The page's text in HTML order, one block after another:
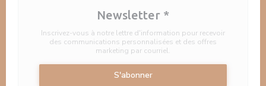
Newsletter *
Inscrivez-vous à notre lettre d'information pour recevoir
des communications personnalisées et des offres
marketing par courriel.
S'abonner